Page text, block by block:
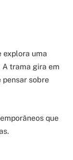
explora uma
A trama gira em
pensar sobre
que